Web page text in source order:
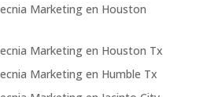
Marketing en Houston
Marketing en Houston Tx
Marketing en Humble Tx